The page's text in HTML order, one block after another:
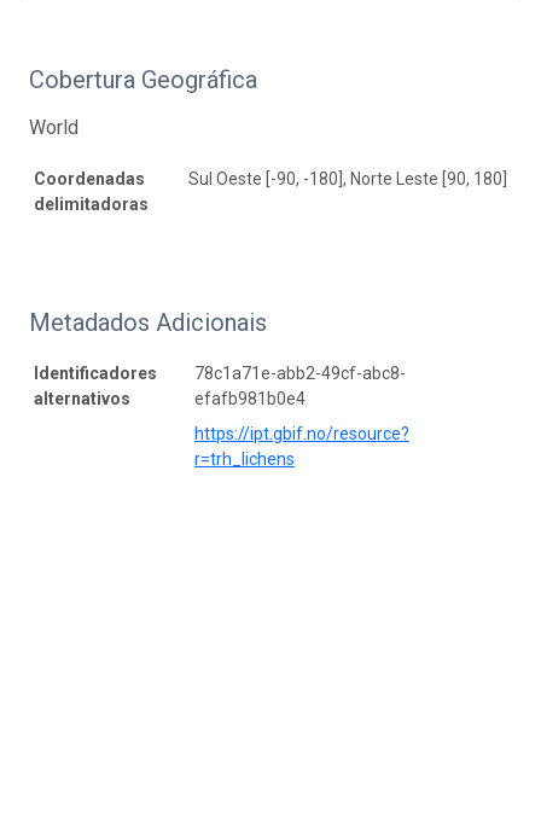
Cobertura Geográfica
World
Coordenadas
delimitadoras
Sul Oeste [-90, -180], Norte Leste [90, 180]
Metadados Adicionais
Identificadores
alternativos
78c1a71e-abb2-49cf-abc8-
efafb981b0e4
https://ipt.gbif.no/resource?
r=trh_lichens